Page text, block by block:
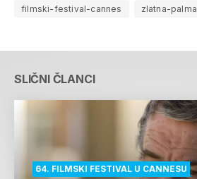
filmski-festival-cannes zlatna-palma
SLIČNI ČLANCI
64. FILMSKI FESTIVAL U CANNESU